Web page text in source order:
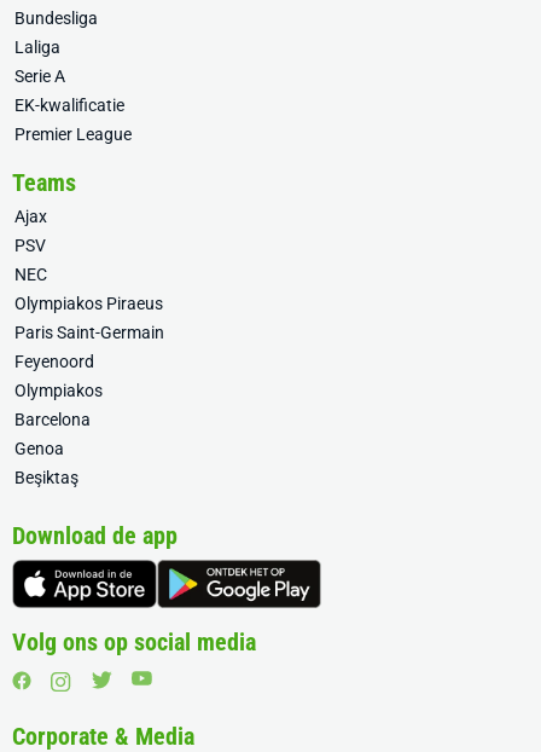
Bundesliga
Laliga
Serie A
EK-kwalificatie
Premier League
Teams
Ajax
PSV
NEC
Olympiakos Piraeus
Paris Saint-Germain
Feyenoord
Olympiakos
Barcelona
Genoa
Beşiktaş
Download de app
Volg ons op social media
Corporate & Media